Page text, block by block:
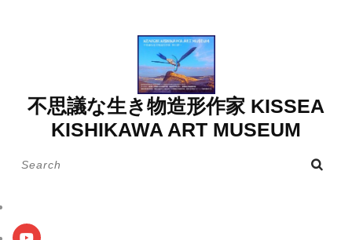
不思議な生き物造形作家 KISSEA
KISHIKAWA ART MUSEUM